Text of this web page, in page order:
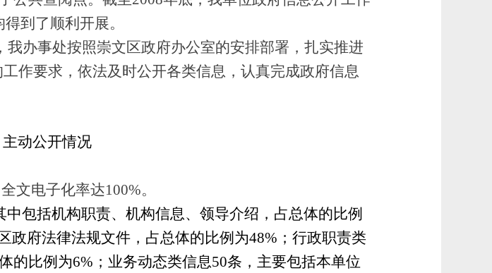
到了顺利开展。
办事处按照崇文区政府办公室的安排部署，扎实推进
作要求，依法及时公开各类信息，认真完成政府信息
动公开情况
文电子化率达100%。
中包括机构职责、机构信息、领导介绍，占总体的比例
政府法律法规文件，占总体的比例为48%；行政职责类
的比例为6%；业务动态类信息50条，主要包括本单位